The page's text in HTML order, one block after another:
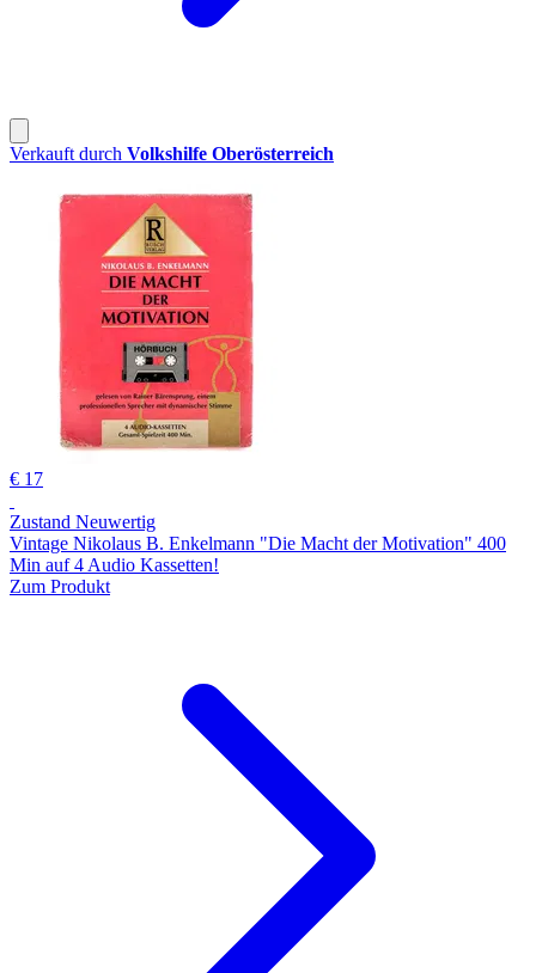
Verkauft durch Volkshilfe Oberösterreich
€ 17
Zustand Neuwertig
Vintage Nikolaus B. Enkelmann "Die Macht der Motivation" 400
Min auf 4 Audio Kassetten!
Zum Produkt